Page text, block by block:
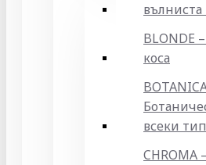
вълниста
BLONDE
коса
всеки
CHROMA